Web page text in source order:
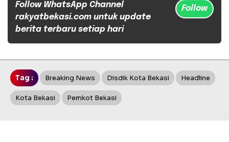
Follow WhatsApp Channel
rakyatbekasi.com untuk update
berita terbaru setiap hari
Follow
Tag : Breaking News Disdik Kota Bekasi Headline
Kota Bekasi Pemkot Bekasi